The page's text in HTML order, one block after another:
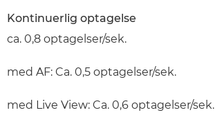
Kontinuerlig optagelse
ca. 0,8 optagelser/sek.
med AF: Ca. 0,5 optagelser/sek.
med Live View: Ca. 0,6 optagelser/sek.